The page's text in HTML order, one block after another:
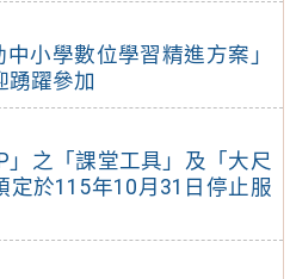
小學數位學習精進方案」
踴躍參加
」之「課堂工具」及「大尺
定於115年10月31日停止服